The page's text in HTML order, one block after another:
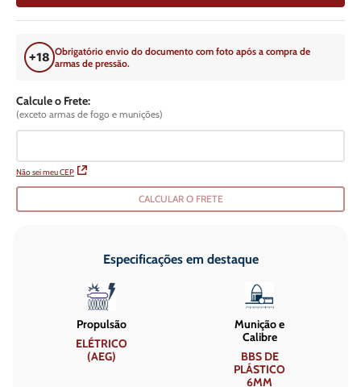
Obrigatório envio do documento com foto após a compra de
armas de pressão.
Calcule o Frete:
(exceto armas de fogo e munições)
Não sei meu CEP
CALCULAR O FRETE
Especificações em destaque
Propulsão
ELÉTRICO
(AEG)
Munição e
Calibre
BBS DE
PLÁSTICO
6MM